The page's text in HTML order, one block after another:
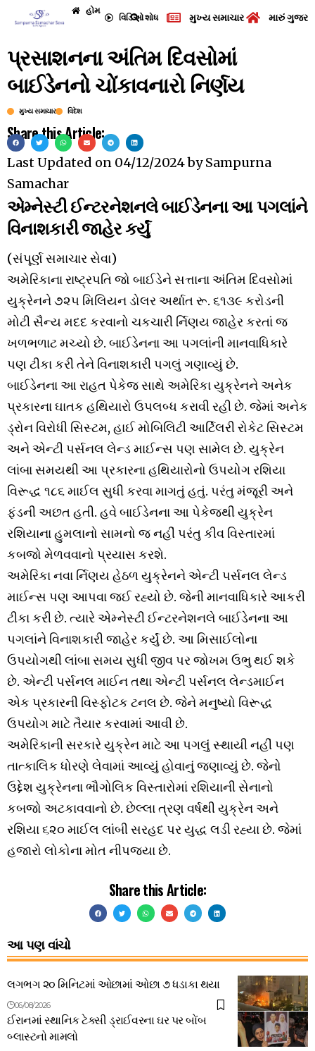
હોમ
વિડિઓશોધ મુખ્ય સમાચાર મારું
પ્રસાશનના અંતિમ દિવસોમાં
બાઈડેનનો ચોંકાવનારો નિર્ણય
મુખ્ય સમાચાર વિદેશ
Share this Article:
Last Updated on 04/12/2024bySampurna
Samachar
એમ્નેસ્ટી ઈન્ટરનેશનલે બાઈડેનના આ પગલાંને
વિનાશકારી જાહેર કર્યું
(સંપૂર્ણ સમાચાર સેવા)
અમેરિકાના રાષ્ટ્રપતિ જો બાઈડેને સત્તાના અંતિમ દિવસોમાં
યુક્રેનને ૭૨૫ મિલિયન ડોલર અર્થાત રૂ. ૬૧૩૯ કરોડની
મોટી સૈન્ય મદદ કરવાનો ચકચારી ર્નિણય જાહેર કરતાં જ
ખળભળાટ મચ્યો છે. બાઈડેનના આ પગલાંની માનવાધિકારે
પણ ટીકા કરી તેને વિનાશકારી પગલું ગણાવ્યું છે.
બાઈડેનના આ રાહત પેકેજ સાથે અમેરિકા યુક્રેનને અનેક
પ્રકારના ઘાતક હથિયારો ઉપલબ્ધ કરાવી રહી છે. જેમાં અનેક
ડ્રોન વિરોધી સિસ્ટમ, હાઈ મોબિલિટી આર્ટિલરી રોકેટ સિસ્ટમ
અને એન્ટી પર્સનલ લેન્ડ માઈન્સ પણ સામેલ છે. યુક્રેન
લાંબા સમયથી આ પ્રકારના હથિયારોનો ઉપયોગ રશિયા
વિરૂદ્ધ ૧૮૬ માઈલ સુધી કરવા માગતું હતું. પરંતુ મંજૂરી અને
ફંડની અછત હતી. હવે બાઈડેનના આ પેકેજથી યુક્રેન
રશિયાના હુમલાનો સામનો જ નહીં પરંતુ કીવ વિસ્તારમાં
કબજો મેળવવાનો પ્રયાસ કરશે.
અમેરિકા નવા ર્નિણય હેઠળ યુક્રેનને એન્ટી પર્સનલ લેન્ડ
માઈન્સ પણ આપવા જઈ રહ્યો છે. જેની માનવાધિકારે આકરી
ટીકા કરી છે. ત્યારે એમ્નેસ્ટી ઈન્ટરનેશનલે બાઈડેનના આ
પગલાંને વિનાશકારી જાહેર કર્યું છે. આ મિસાઈલોના
ઉપયોગથી લાંબા સમય સુધી જીવ પર જોખમ ઉભુ થઈ શકે
છે. એન્ટી પર્સનલ માઈન તથા એન્ટી પર્સનલ લેન્ડમાઈન
એક પ્રકારની વિસ્ફોટક ટનલ છે. જેને મનુષ્યો વિરૂદ્ધ
ઉપયોગ માટે તૈયાર કરવામાં આવી છે.
અમેરિકાની સરકારે યુક્રેન માટે આ પગલું સ્થાયી નહીં પણ
તાત્કાલિક ધોરણે લેવામાં આવ્યું હોવાનું જણાવ્યું છે. જેનો
ઉદ્દેશ યુક્રેનના ભૌગોલિક વિસ્તારોમાં રશિયાની સેનાનો
કબજો અટકાવવાનો છે. છેલ્લા ત્રણ વર્ષથી યુક્રેન અને
રશિયા ૬૨૦ માઈલ લાંબી સરહદ પર યુદ્ધ લડી રહ્યા છે. જેમાં
હજારો લોકોના મોત નીપજ્યા છે.
Share this Article:
આ પણ વાંચો
લગભગ ૨૦ મિનિટમાં ઓછામાં ઓછા ૭ ધડાકા થયા
06/08/2026
ઈરાનમાં સ્થાનિક ટેક્સી ડ્રાઈવરના ઘર પર બોંબ
બ્લાસ્ટનો મામલો